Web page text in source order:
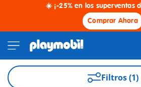
☀️ ¡-25% en los superventas
Comprar Ahora
Filtros (1)